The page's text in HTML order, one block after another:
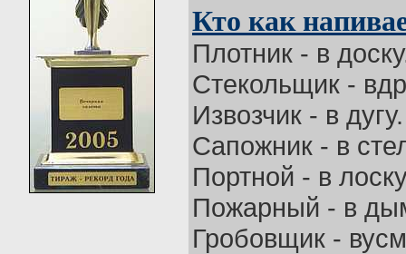
Кто как
Плотник - в
Стекольщик -
Извозчик - в дугу.
Сапожник - в
Портной - в
Пожарный - в
Гробовщик -